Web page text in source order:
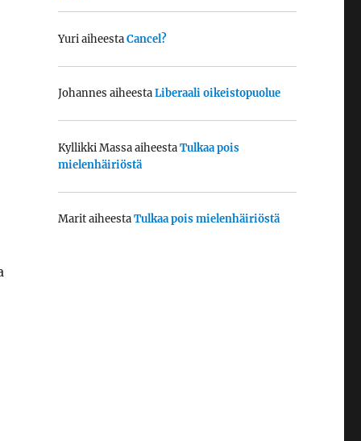
YuriaiheestaCancel?
Johannes aiheestaLiberaali oikeistopuolue
Kyllikki MassaaiheestaTulkaa pois
mielenhäiriöstä
MaritaiheestaTulkaa pois mielenhäiriöstä